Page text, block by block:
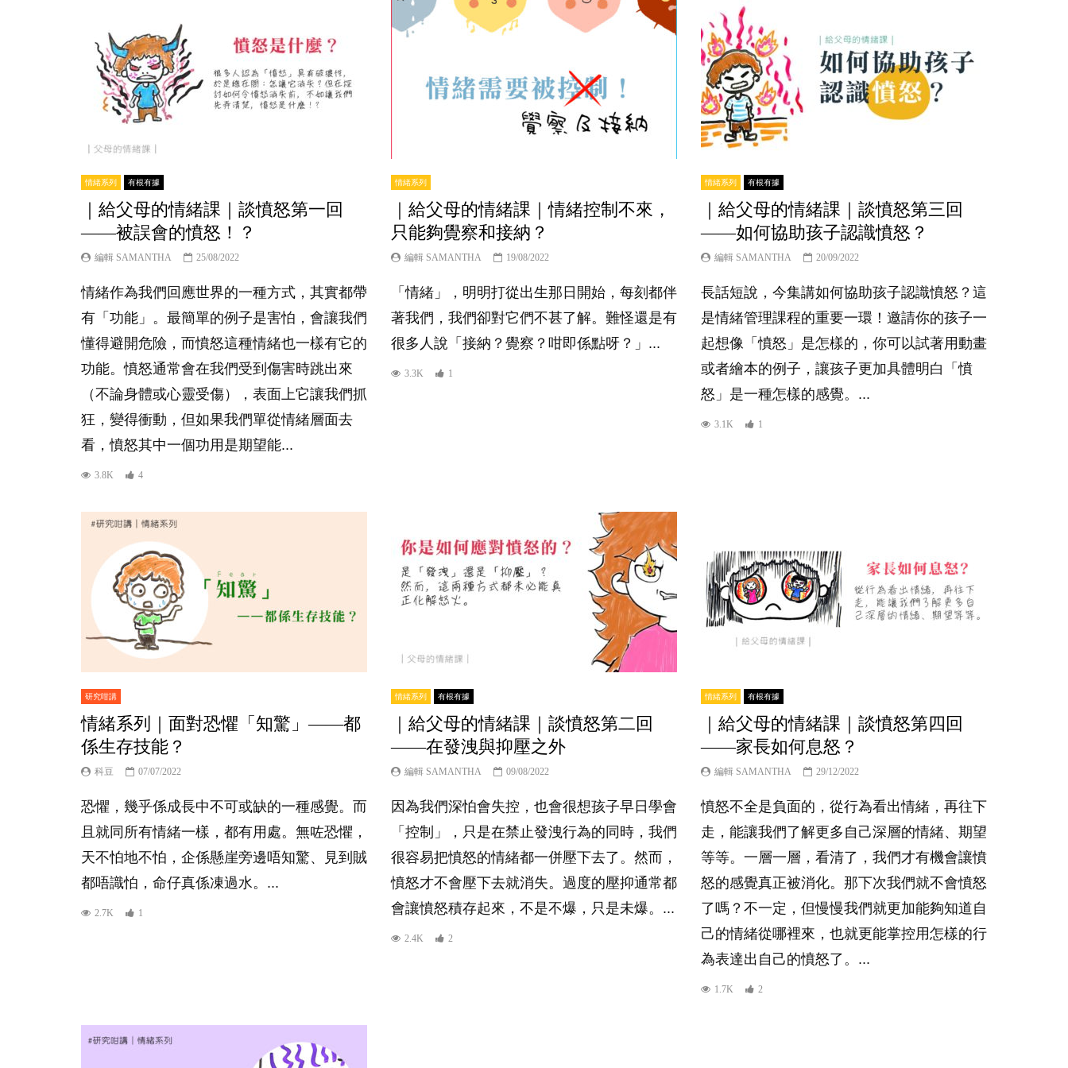
情緒系列 有根有據
｜給父母的情緒課｜談憤怒第一回
——被誤會的憤怒！？
編輯 SAMANTHA 25/08/2022
情緒作為我們回應世界的一種方式，其實都帶
有「功能」。最簡單的例子是害怕，會讓我們
懂得避開危險，而憤怒這種情緒也一樣有它的
功能。憤怒通常會在我們受到傷害時跳出來
（不論身體或心靈受傷），表面上它讓我們抓
狂，變得衝動，但如果我們單從情緒層面去
看，憤怒其中一個功用是期望能...
3.8K 4
情緒系列
｜給父母的情緒課｜情緒控制不來，
只能夠覺察和接納？
編輯 SAMANTHA 19/08/2022
「情緒」，明明打從出生那日開始，每刻都伴
著我們，我們卻對它們不甚了解。難怪還是有
很多人說「接納？覺察？咁即係點呀？」...
3.3K 1
情緒系列 有根有據
｜給父母的情緒課｜談憤怒第三回
——如何協助孩子認識憤怒？
編輯 SAMANTHA 20/09/2022
長話短說，今集講如何協助孩子認識憤怒？這
是情緒管理課程的重要一環！邀請你的孩子一
起想像「憤怒」是怎樣的，你可以試著用動畫
或者繪本的例子，讓孩子更加具體明白「憤
怒」是一種怎樣的感覺。...
3.1K 1
研究咁講
情緒系列｜面對恐懼「知驚」——都
係生存技能？
科豆 07/07/2022
恐懼，幾乎係成長中不可或缺的一種感覺。而
且就同所有情緒一樣，都有用處。無咗恐懼，
天不怕地不怕，企係懸崖旁邊唔知驚、見到賊
都唔識怕，命仔真係凍過水。...
2.7K 1
情緒系列 有根有據
｜給父母的情緒課｜談憤怒第二回
——在發洩與抑壓之外
編輯 SAMANTHA 09/08/2022
因為我們深怕會失控，也會很想孩子早日學會
「控制」，只是在禁止發洩行為的同時，我們
很容易把憤怒的情緒都一併壓下去了。然而，
憤怒才不會壓下去就消失。過度的壓抑通常都
會讓憤怒積存起來，不是不爆，只是未爆。...
2.4K 2
情緒系列 有根有據
｜給父母的情緒課｜談憤怒第四回
——家長如何息怒？
編輯 SAMANTHA 29/12/2022
憤怒不全是負面的，從行為看出情緒，再往下
走，能讓我們了解更多自己深層的情緒、期望
等等。一層一層，看清了，我們才有機會讓憤
怒的感覺真正被消化。那下次我們就不會憤怒
了嗎？不一定，但慢慢我們就更加能夠知道自
己的情緒從哪裡來，也就更能掌控用怎樣的行
為表達出自己的憤怒了。...
1.7K 2